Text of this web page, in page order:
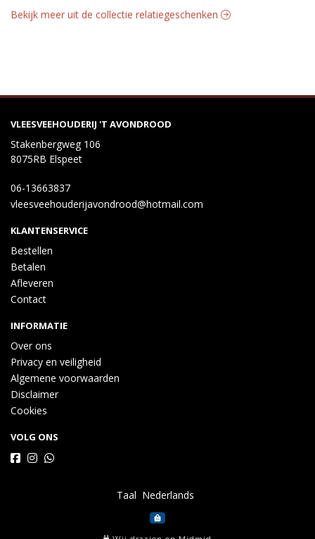
Bekijk meer uit de collectie relatiegeschenken
VLEESVEEHOUDERIJ 'T AVONDROOD
Stakenbergweg 106
8075RB Elspeet
06-13663837
vleesveehouderijavondrood@hotmail.com
KLANTENSERVICE
Bestellen
Betalen
Afleveren
Contact
INFORMATIE
Over ons
Privacy en veiligheid
Algemene voorwaarden
Disclaimer
Cookies
VOLG ONS
Taal